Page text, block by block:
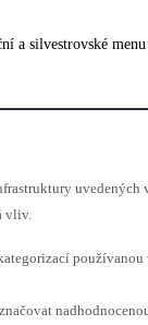
a silvestrovské menu
uvedených
vliv.